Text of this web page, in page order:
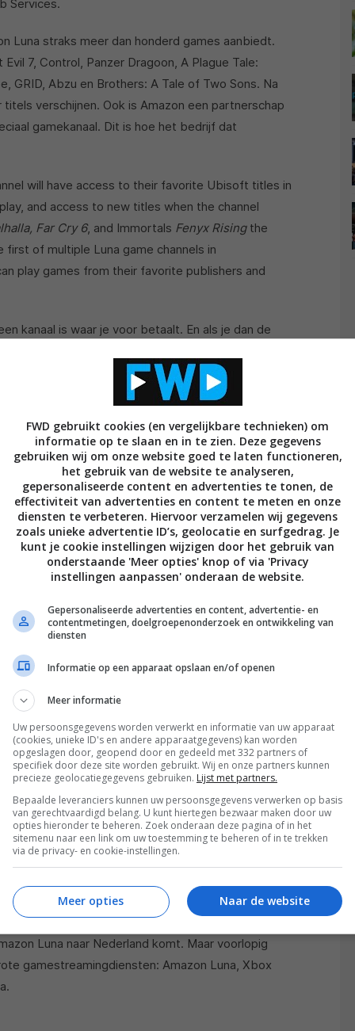
Services.
Luna straks meer dan honderd games aanbiedt.
7, Control, Panzer Dragoon, A Plague Tale:
GRID, Abzu en Brothers: A Tale of Two Sons. Na
verschijnen. Ook is Amazon een partnerschap
gamekanaal. Dit is hoe het bedrijf dat
will have access to their favorite Ubisoft titles in
and access to new titles when the channel
Far Cry 6, and Immortals Fenyx Risingthe
of multiple Luna game channels in
play games from their favorite publishers and
kanaal is waar je voor betaalt. En als je dan de
Twitch, een ander belangrijk product van
namelijk direct zien wie de game in kwestie
een integratie: kijk je naar iemand die streamt,
Twitch. De games speelt je met toetsenbord
Amazon heeft ook zijn eigen Luna-controller met
met de servers en daardoor is het voor iedereen
te wisselen (net zoals nu kan met Google Stadia).
Luna naar Nederland komt. Maar voorlopig
gamestreamingdiensten: Amazon Luna, Xbox
FWD gebruikt cookies (en vergelijkbare technieken) om
informatie op te slaan en in te zien. Deze gegevens
gebruiken wij om onze website goed te laten functioneren,
het gebruik van de website te analyseren,
gepersonaliseerde content en advertenties te tonen, de
effectiviteit van advertenties en content te meten en onze
diensten te verbeteren. Hiervoor verzamelen wij gegevens
zoals unieke advertentie ID’s, geolocatie en surfgedrag. Je
kunt je cookie instellingen wijzigen door het gebruik van
onderstaande 'Meer opties' knop of via 'Privacy
instellingen aanpassen' onderaan de website.
Gepersonaliseerde advertenties en content, advertentie- en
contentmetingen, doelgroepenonderzoek en ontwikkeling van
diensten
Informatie op een apparaat opslaan en/of openen
Meer informatie
Uw persoonsgegevens worden verwerkt en informatie van uw apparaat
(cookies, unieke ID's en andere apparaatgegevens) kan worden
opgeslagen door, geopend door en gedeeld met 332 partners of
specifiek door deze site worden gebruikt. Wij en onze partners kunnen
precieze geolocatiegegevens gebruiken. Lijst met partners.
Bepaalde leveranciers kunnen uw persoonsgegevens verwerken op basis
van gerechtvaardigd belang. U kunt hiertegen bezwaar maken door uw
opties hieronder te beheren. Zoek onderaan deze pagina of in het
sitemenu naar een link om uw toestemming te beheren of in te trekken
via de privacy- en cookie-instellingen.
Naar de website
Meer opties